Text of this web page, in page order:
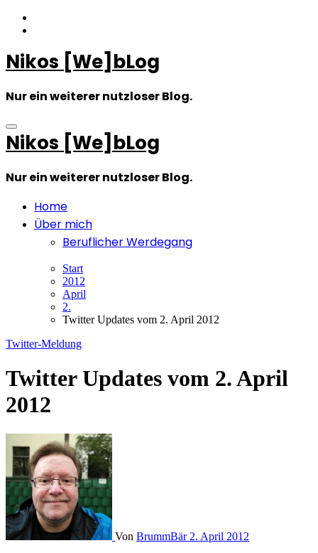
Zum
Inhalt
Nikos [We]bLog
Nur ein weiterer nutzloser Blog.
Nikos [We]bLog
Nur ein weiterer nutzloser Blog.
Home
Über mich
Beruflicher Werdegang
Start
2012
April
2.
Twitter Updates vom 2. April 2012
Twitter-Meldung
Twitter Updates vom 2. April
2012
Von BrummBär 2. April 2012